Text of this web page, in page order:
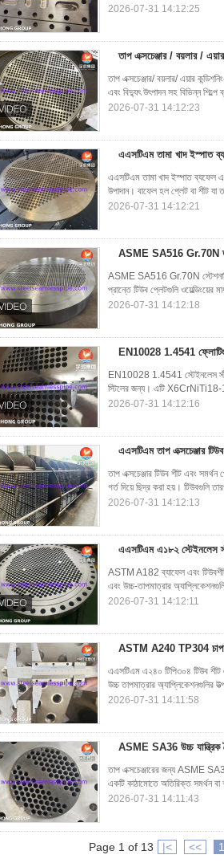
2026-07-31 14:12:25
তাপ এক্সচেঞ্জার / বয়লার /
তাপ এক্সচেঞ্জার/ বয়লার/ এয়ার
এবং বিদ্যুৎ উৎপাদন সহ বিভিন্ন
2026-07-31 14:12:23
এএসটিএম তামা খাদ ইস্পাত
এএসটিএম তামা খাদ ইস্পাত ব্যফেল
উপাদান। বাফেল হল প্লেট বা শীট যা
2026-07-31 14:12:21
ASME SA516 Gr.70N তাপ
ASME SA516 Gr.70N স্টেশনারি
প্রান্তে টিউব প্লেটগুলি ওয়েল্ডিংয়ের
2026-07-31 14:12:18
EN10028 1.4541 ফ্লোটিং
EN10028 1.4541 স্টেইনলেস
স্টিলের জন্য। এটি X6CrNiTi18-
2026-07-31 14:12:16
এএসটিএম তাপ এক্সচেঞ্জার
তাপ এক্সচেঞ্জার টিউব শীট এবং
গর্ত দিয়ে ছিদ্র করা হয়। টিউবগুলি
2026-07-31 14:12:13
এএসটিএম এ১৮২ স্টেইনলেস
ASTM A182 ব্যাফেল এবং
এবং উচ্চ-তাপমাত্রার
2026-07-31 14:12:11
ASTM A240 TP304 চাপ
এএসটিএম এ২৪০ টিপি৩০৪ টিউব শীট
উচ্চ তাপমাত্রার অ্যাপ্লিকেশনগুলির
2026-07-31 14:11:58
ASME SA36 উচ্চ যান্ত্রিক
তাপ এক্সচেঞ্জারের জন্য ASME
একটি কাঠামোতে অতিরিক্ত সমর্থন
2026-07-31 14:11:43
Page 1 of 13 |< << 1